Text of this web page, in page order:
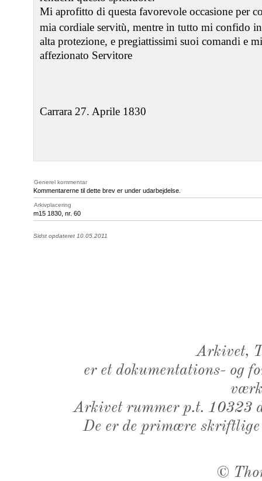
Mi aprofitto di questa favorevole occasione per
mia cordiale servitù, mentre in tutto mi confido
alta protezione, e pregiattissimi suoi comandi e
affezionato Servitore
Carrara 27. Aprile 1830
Generel kommentar
Kommentarerne til dette brev er under udarbejdelse.
Arkivplacering
m15 1830, nr. 60
Sidst opdateret 10.05.2011
Arkivet,
er et dokumentations- og
Arkivet rummer p.t. 10323
De er de primære
©